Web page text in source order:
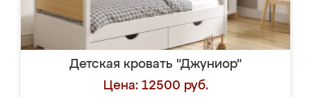
Детская кровать "Джуниор"
Цена: 12500 руб.